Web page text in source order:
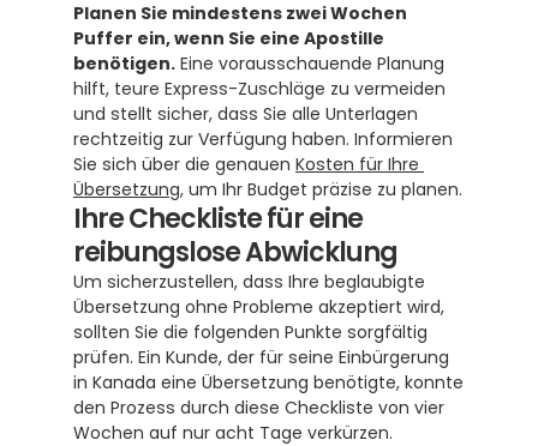
Planen Sie mindestens zwei Wochen
Puffer ein, wenn Sie eine Apostille
benötigen. Eine vorausschauende Planung
hilft, teure Express-Zuschläge zu vermeiden
und stellt sicher, dass Sie alle Unterlagen
rechtzeitig zur Verfügung haben. Informieren
Sie sich über die genauen Kosten für Ihre
Übersetzung, um Ihr Budget präzise zu planen.
Ihre Checkliste für eine
reibungslose Abwicklung
Um sicherzustellen, dass Ihre beglaubigte
Übersetzung ohne Probleme akzeptiert wird,
sollten Sie die folgenden Punkte sorgfältig
prüfen. Ein Kunde, der für seine Einbürgerung
in Kanada eine Übersetzung benötigte, konnte
den Prozess durch diese Checkliste von vier
Wochen auf nur acht Tage verkürzen.